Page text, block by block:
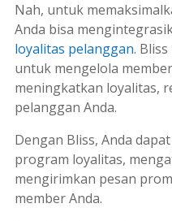
Nah, untuk
Anda bisa
loyalitas pelanggan.
untuk mengelola
meningkatkan loyalitas,
pelanggan Anda.
Dengan Bliss, Anda
program loyalitas,
mengirimkan pesan
member Anda.